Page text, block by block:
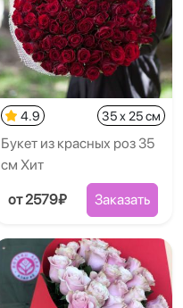
4.9 35 x 25 см
Букет из красных роз 35
см Хит
от 2579₽ Заказать